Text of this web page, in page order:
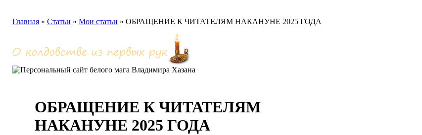
Главная » Статьи » Мои статьи » ОБРАЩЕНИЕ К ЧИТАТЕЛЯМ НАКАНУНЕ 2025 ГОДА
ОБРАЩЕНИЕ К ЧИТАТЕЛЯМ
НАКАНУНЕ 2025 ГОДА